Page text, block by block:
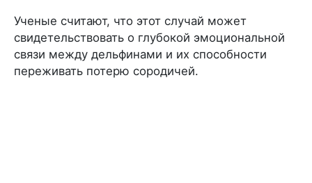
Ученые считают, что этот случай может
свидетельствовать о глубокой эмоциональной
связи между дельфинами и их способности
переживать потерю сородичей.